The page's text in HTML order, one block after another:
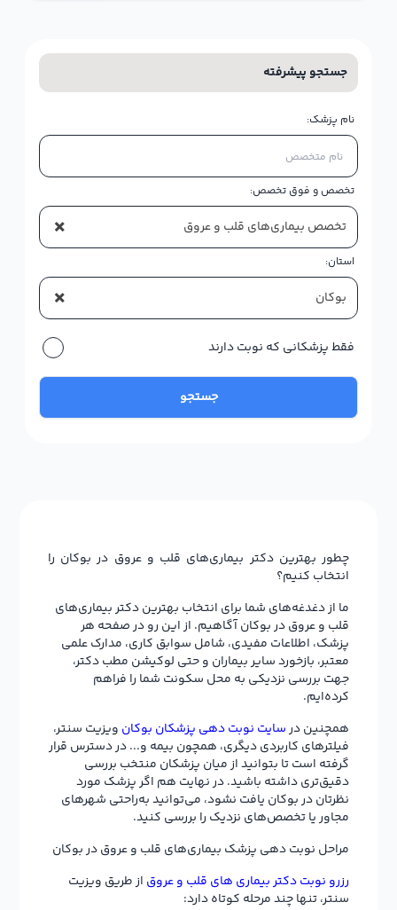
جستجو پیشرفته
نام پزشک:
تخصص و فوق تخصص:
× تخصص بیماری‌های قلب و عروق
استان:
× بوکان
فقط پزشکانی که نوبت دارند
جستجو
چطور بهترین دکتر بیماری‌های قلب و عروق در بوکان را
انتخاب کنیم؟
ما از دغدغه‌های شما برای انتخاب بهترین دکتر بیماری‌های
قلب و عروق در بوکان آگاهیم. از این رو در صفحه هر
پزشک، اطلاعات مفیدی، شامل سوابق کاری، مدارک علمی
معتبر، بازخورد سایر بیماران و حتی لوکیشن مطب دکتر،
جهت بررسی نزدیکی به محل سکونت شما را فراهم
کرده‌ایم.
همچنین درسایت نوبت دهی پزشکان بوکان ویزیت سنتر،
فیلترهای کاربردی دیگری، همچون بیمه و... در دسترس قرار
گرفته است تا بتوانید از میان پزشکان منتخب بررسی
دقیق‌تری داشته باشید. در نهایت هم اگر پزشک مورد
نظرتان در بوکان یافت نشود، می‌توانید به‌راحتی شهرهای
مجاور یا تخصص‌های نزدیک را بررسی کنید.
مراحل نوبت دهی پزشک بیماری‌های قلب و عروق در بوکان
رزرو نوبت دکتر بیماری‌ های قلب و عروق از طریق ویزیت
سنتر، تنها چند مرحله کوتاه دارد: